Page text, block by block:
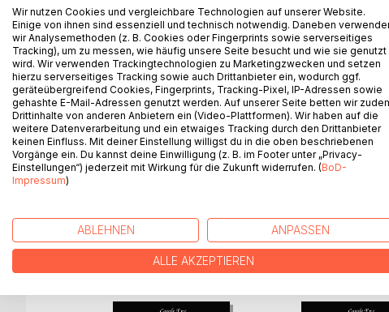
BESCHREIBUNG
Die Freunde Margarethe, Seraina und Rudy stranden
Glanzenberg - ihre Heimatstadt Zürich ist spurlos
Fünfzehnjährigen finden nach und nach heraus, dass
verändert haben muss - nicht Glanzenberg
daran, ihre Heimatstadt zurückzuholen aus der Asche
1267. Dabei treffen sie auf einen diabolischen
AUTOR/IN
WEITERE TITEL BEIBoD
Wir nutzen Cookies und vergleichbare Technologien auf unserer Website.
Einige von ihnen sind essenziell und technisch notwendig. Daneben
wir Analysemethoden (z. B. Cookies oder Fingerprints sowie serverseitiges
Tracking), um zu messen, wie häufig unsere Seite besucht und wie sie genutzt
wird. Wir verwenden Trackingtechnologien zu Marketingzwecken und setzen
hierzu serverseitiges Tracking sowie auch Drittanbieter ein, wodurch ggf.
geräteübergreifend Cookies, Fingerprints, Tracking-Pixel, IP-Adressen sowie
gehashte E-Mail-Adressen genutzt werden. Auf unserer Seite betten wir
Drittinhalte von anderen Anbietern ein (Video-Plattformen). Wir haben auf die
weitere Datenverarbeitung und ein etwaiges Tracking durch den Drittanbieter
keinen Einfluss. Mit deiner Einstellung willigst du in die oben beschriebenen
Vorgänge ein. Du kannst deine Einwilligung (z. B. im Footer unter „Privacy-
Einstellungen“) jederzeit mit Wirkung für die Zukunft widerrufen. (BoD-
Impressum)
ABLEHNEN ANPASSEN
ALLE AKZEPTIEREN